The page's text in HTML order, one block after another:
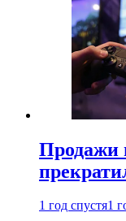
Продажи
1 год спустя1